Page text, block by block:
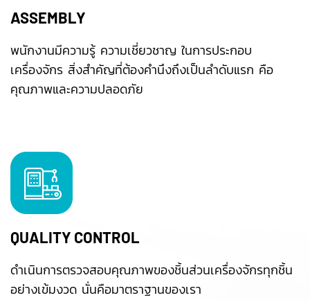
ASSEMBLY
พนักงานมีความรู้ ความเชี่ยวชาญ ในการประกอบ
เครื่องจักร สิ่งสำคัญที่ต้องคำนึงถึงเป็นลำดับแรก คือ
คุณภาพและความปลอดภัย
QUALITY CONTROL
ดำเนินการตรวจสอบคุณภาพของชิ้นส่วนเครื่องจักรทุกชิ้น
อย่างเข้มงวด นั่นคือมาตราฐานของเรา